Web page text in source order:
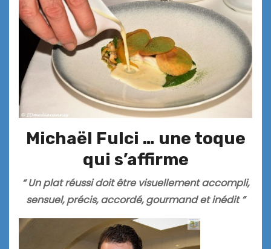
Michaël Fulci … une toque
qui s’affirme
“ Un plat réussi doit être visuellement accompli,
sensuel, précis, accordé, gourmand et inédit ”